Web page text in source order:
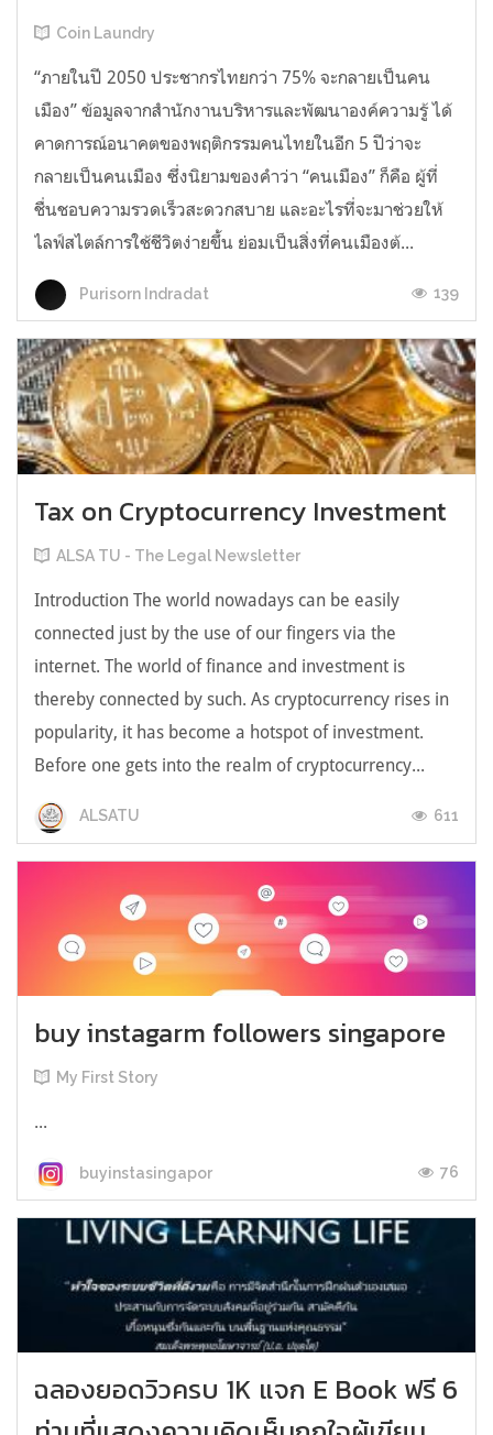
Coin Laundry
“ภายในปี 2050 ประชากรไทยกว่า 75% จะกลายเป็นคน
เมือง” ข้อมูลจากสำนักงานบริหารและพัฒนาองค์ความรู้ ได้
คาดการณ์อนาคตของพฤติกรรมคนไทยในอีก 5 ปีว่าจะ
กลายเป็นคนเมือง ซึ่งนิยามของคำว่า “คนเมือง” ก็คือ ผู้ที่
ชื่นชอบความรวดเร็วสะดวกสบาย และอะไรที่จะมาช่วยให้
ไลฟ์สไตล์การใช้ชีวิตง่ายขึ้น ย่อมเป็นสิ่งที่คนเมืองต้...
Purisorn Indradat 139
Tax on Cryptocurrency Investment
ALSA TU - The Legal Newsletter
Introduction The world nowadays can be easily
connected just by the use of our fingers via the
internet. The world of finance and investment is
thereby connected by such. As cryptocurrency rises in
popularity, it has become a hotspot of investment.
Before one gets into the realm of cryptocurrency...
ALSATU 611
buy instagarm followers singapore
My First Story
...
buyinstasingapor 76
ฉลองยอดวิวครบ 1K แจก E Book ฟรี 6